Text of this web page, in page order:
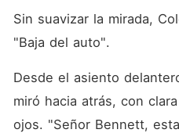
Sin suavizar la mirada,
"Baja del auto".
Desde el asiento
miró hacia atrás, con
ojos. "Señor Bennett,